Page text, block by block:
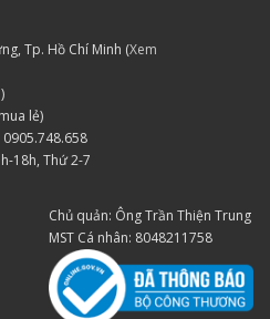
Tp. Hồ Chí Minh (Xem
lẻ)
18h, Thứ 2-7
Chủ quản: Ông Trần Thiện Trung
MST Cá nhân: 8048211758